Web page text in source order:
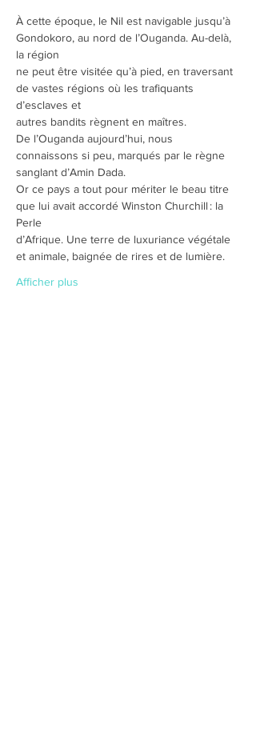
À cette époque, le Nil est navigable jusqu’à
Gondokoro, au nord de l’Ouganda. Au-delà,
la région
ne peut être visitée qu’à pied, en traversant
de vastes régions où les trafiquants
d’esclaves et
autres bandits règnent en maîtres.
De l’Ouganda aujourd’hui, nous
connaissons si peu, marqués par le règne
sanglant d’Amin Dada.
Or ce pays a tout pour mériter le beau titre
que lui avait accordé Winston Churchill : la
Perle
d’Afrique. Une terre de luxuriance végétale
et animale, baignée de rires et de lumière.
Afficher plus